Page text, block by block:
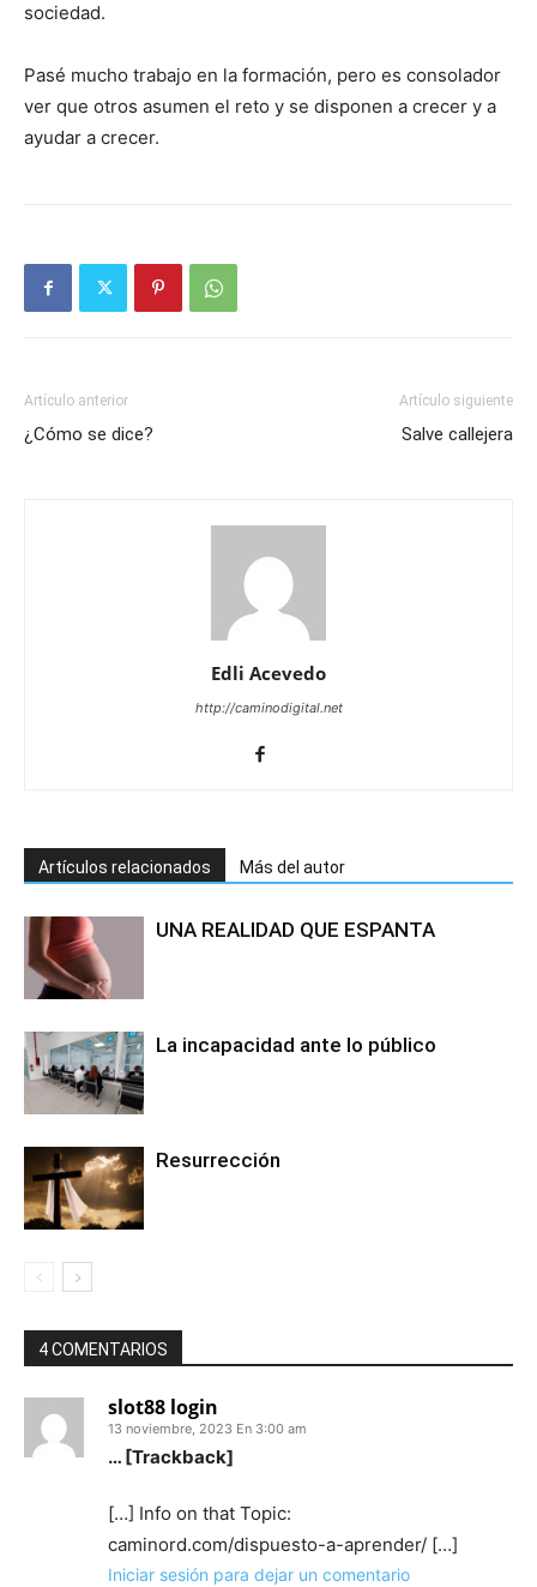
sociedad.
Pasé mucho trabajo en la formación, pero es consolador
ver que otros asumen el reto y se disponen a crecer y a
ayudar a crecer.
Artículo anterior
¿Cómo se dice?
Artículo siguiente
Salve callejera
Edli Acevedo
http://caminodigital.net
Artículos relacionados Más del autor
UNA REALIDAD QUE ESPANTA
La incapacidad ante lo público
Resurrección
4 COMENTARIOS
slot88 login
13 noviembre, 2023 En 3:00 am
… [Trackback]
[…] Info on that Topic:
caminord.com/dispuesto-a-aprender/ […]
Iniciar sesión para dejar un comentario